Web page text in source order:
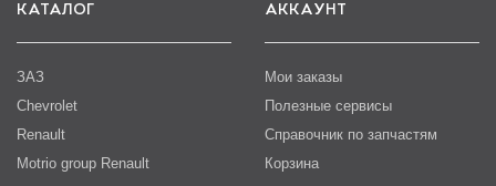
КАТАЛОГ
ЗАЗ
Chevrolet
Renault
Motrio group Renault
АККАУНТ
Мои заказы
Полезные сервисы
Справочник по запчастям
Корзина